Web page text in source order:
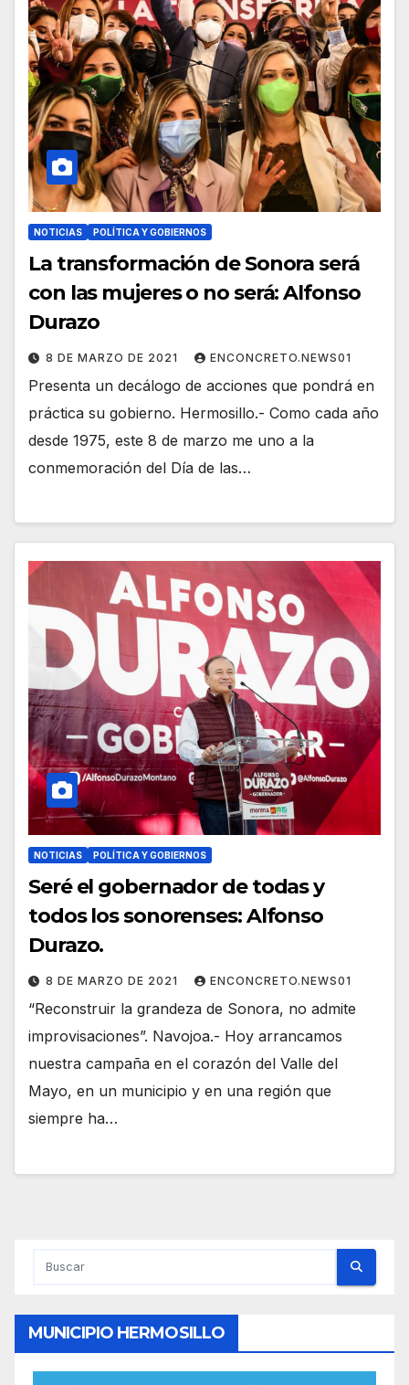
NOTICIAS POLÍTICA Y GOBIERNOS
La transformación de Sonora será
con las mujeres o no será: Alfonso
Durazo
8 DE MARZO DE 2021 ENCONCRETO.NEWS01
Presenta un decálogo de acciones que pondrá en
práctica su gobierno. Hermosillo.- Como cada año
desde 1975, este 8 de marzo me uno a la
conmemoración del Día de las…
NOTICIAS POLÍTICA Y GOBIERNOS
Seré el gobernador de todas y
todos los sonorenses: Alfonso
Durazo.
8 DE MARZO DE 2021 ENCONCRETO.NEWS01
“Reconstruir la grandeza de Sonora, no admite
improvisaciones”. Navojoa.- Hoy arrancamos
nuestra campaña en el corazón del Valle del
Mayo, en un municipio y en una región que
siempre ha…
MUNICIPIO HERMOSILLO